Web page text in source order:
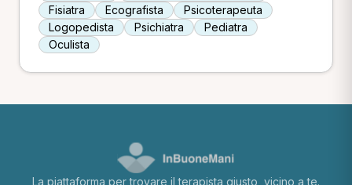
Fisiatra
Ecografista
Psicoterapeuta
Logopedista
Psichiatra
Pediatra
Oculista
La piattaforma per trovare il terapista giusto, vicino a te.